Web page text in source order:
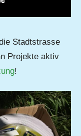
Stadtstrasse
Projekte aktiv
!